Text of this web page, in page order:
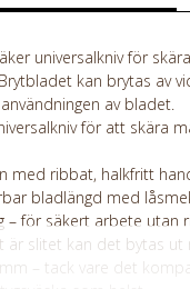
universalkniv för
kan brytas av
av bladet.
för att skära
med ribbat, halkfritt
bladlängd med
– för säkert arbete utan
är slitet kan det bytas
– tack vare det